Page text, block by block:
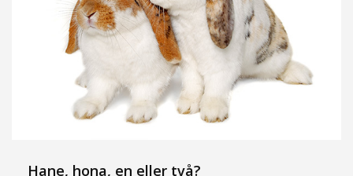
Hane, hona, en eller två?